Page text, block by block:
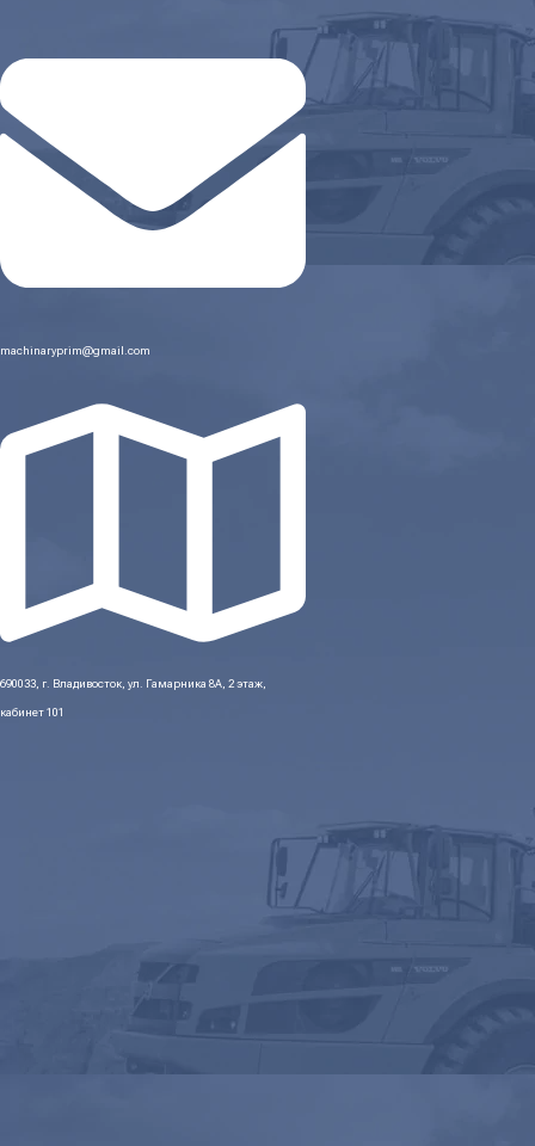
machinaryprim@gmail.com
690033, г. Владивосток, ул. Гамарника 8А, 2 этаж,
кабинет 101